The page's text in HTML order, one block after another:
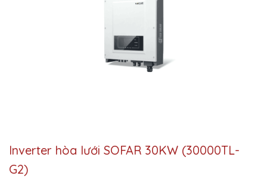
Inverter hòa lưới SOFAR 30KW (30000TL-
G2)